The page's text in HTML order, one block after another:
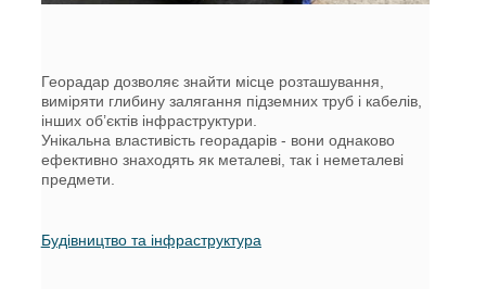
Георадар дозволяє знайти місце розташування,
виміряти глибину залягання підземних труб і кабелів,
інших об’єктів інфраструктури.
Унікальна властивість георадарів - вони однаково
ефективно знаходять як металеві, так і неметалеві
предмети.
Будівництво та інфраструктура